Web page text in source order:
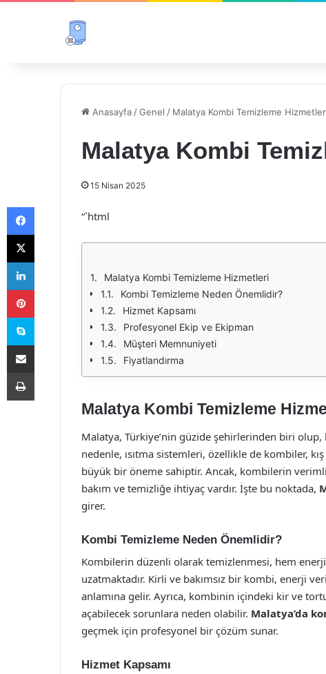
Anasayfa /Genel / Malatya Kombi Temizleme
Malatya Kombi
15 Nisan 2025
“`html
Malatya Kombi Temizleme Hizmetleri
Kombi Temizleme Neden Önemlidir?
Hizmet Kapsamı
Profesyonel Ekip ve Ekipman
Müşteri Memnuniyeti
Fiyatlandırma
Malatya Kombi Temizleme
Malatya, Türkiye’nin güzide şehirlerinden biri
nedenle, ısıtma sistemleri, özellikle de kombiler,
büyük bir öneme sahiptir. Ancak, kombilerin
bakım ve temizliğe ihtiyaç vardır. İşte bu noktada,
girer.
Kombi Temizleme Neden Önemlidir?
Kombilerin düzenli olarak temizlenmesi, hem
uzatmaktadır. Kirli ve bakımsız bir kombi, enerji
anlamına gelir. Ayrıca, kombinin içindeki kir ve
açabilecek sorunlara neden olabilir. Malatya’da
geçmek için profesyonel bir çözüm sunar.
Hizmet Kapsamı
Facebook
X
LinkedIn
Pinterest
Skype
E-Posta ile paylaş